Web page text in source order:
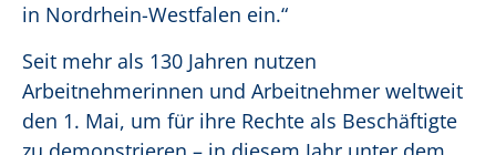
in Nordrhein-Westfalen ein.“
Seit mehr als 130 Jahren nutzen
Arbeitnehmerinnen und Arbeitnehmer weltweit
den 1. Mai, um für ihre Rechte als Beschäftigte